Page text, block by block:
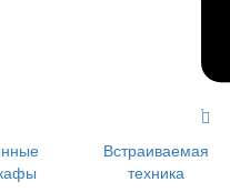
Встраиваемая
техника